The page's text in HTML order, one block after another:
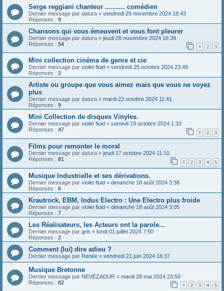
Serge reggiani chanteur .......... comédien
Dernier message par datura « vendredi 29 novembre 2024 18:43
Réponses : 9
Chansons qui vous émeuvent et vous font pleurer
Dernier message par datura « jeudi 28 novembre 2024 16:39
Réponses : 54 1 2 3
Mini collection cinéma de genre et cie
Dernier message par violet fluid « vendredi 25 octobre 2024 23:49
Réponses : 2
Artiste ou groupe que vous aimez mais que vous ne voyez
plus
Dernier message par datura « mardi 22 octobre 2024 11:41
Réponses : 9
Mini Collection de disques Vinyles.
Dernier message par violet fluid « samedi 19 octobre 2024 1:33
Réponses : 47 1 2 3
Films pour remonter le moral
Dernier message par datura « jeudi 17 octobre 2024 11:10
Réponses : 81 1 2 3 4 5
Musique Industrielle et ses dérivations.
Dernier message par violet fluid « dimanche 18 août 2024 3:38
Réponses : 6
Krautrock, EBM, Indus Electro : Une Electro plus froide
Dernier message par violet fluid « dimanche 18 août 2024 3:05
Réponses : 7
Les Réalisateurs, les Acteurs ont la parole...
Dernier message par gris « lundi 01 juillet 2024 7:50
Réponses : 2
Comment (lui) dire adieu ?
Dernier message par Renée « vendredi 21 juin 2024 16:37
Musique Bretonne
Dernier message par NEVEZADUR « mardi 28 mai 2024 23:50
Réponses : 82 1 2 3 4 5